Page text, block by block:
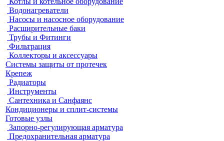
Водонагреватели
Насосы и насосное оборудование
Расширительные баки
Трубы и Фитинги
Фильтрация
Коллекторы и аксессуары
Системы защиты от протечек
Крепеж
Радиаторы
Инструменты
Сантехника и Санфаянс
Кондиционеры и сплит-системы
Готовые узлы
Запорно-регулирующая арматура
Предохранительная арматура